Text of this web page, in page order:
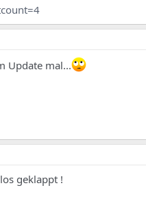
Update mal...
geklappt !